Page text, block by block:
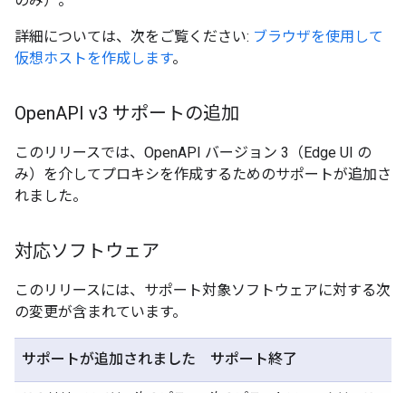
詳細については、次をご覧ください: ブラウザを使用して
仮想ホストを作成します。
OpenAPI v3 サポートの追加
このリリースでは、OpenAPI バージョン 3（Edge UI の
み）を介してプロキシを作成するためのサポートが追加さ
れました。
対応ソフトウェア
このリリースには、サポート対象ソフトウェアに対する次
の変更が含まれています。
サポートが追加されました サポート終了